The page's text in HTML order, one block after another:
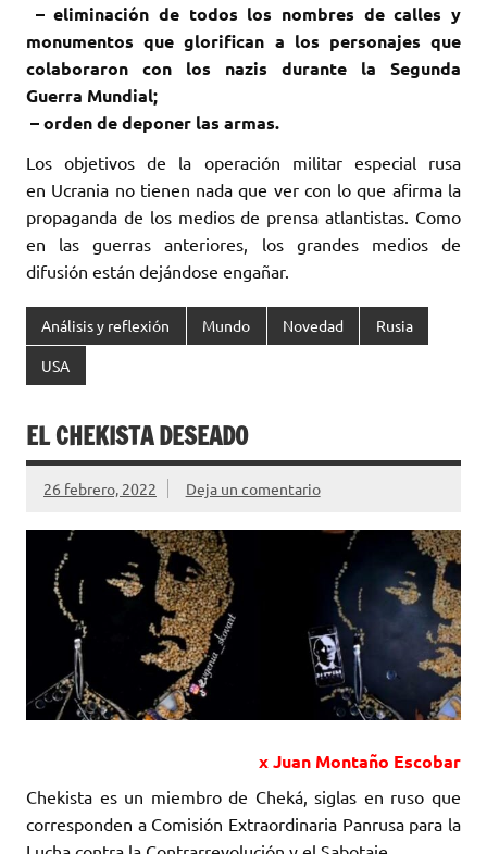
– eliminación de todos los nombres de calles y
monumentos que glorifican a los personajes que
‎colaboraron con los nazis durante la Segunda
Guerra Mundial;‎
– orden de deponer las armas. ‎
Los objetivos de la operación militar especial rusa
en Ucrania no tienen nada que ver con lo que afirma la
‎propaganda de los medios de prensa atlantistas. Como
en las guerras anteriores, los grandes ‎medios de
difusión están dejándose engañar. ‎
Análisis y reflexión Mundo Novedad Rusia
USA
EL CHEKISTA DESEADO
26 febrero, 2022 Deja un comentario
x Juan Montaño Escobar
Chekista es un miembro de Cheká, siglas en ruso que
corresponden a Comisión Extraordinaria Panrusa para la